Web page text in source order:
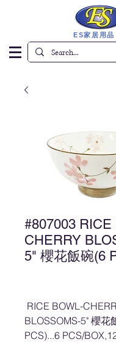
ES家居用品
#807003 RICE
CHERRY
5" 櫻花飯碗(6
RICE BOWL-
BLOSSOMS-5" 櫻花
PCS)...6 PCS/